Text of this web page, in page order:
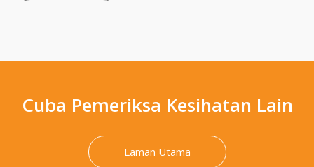
Cuba Pemeriksa Kesihatan Lain
Laman Utama